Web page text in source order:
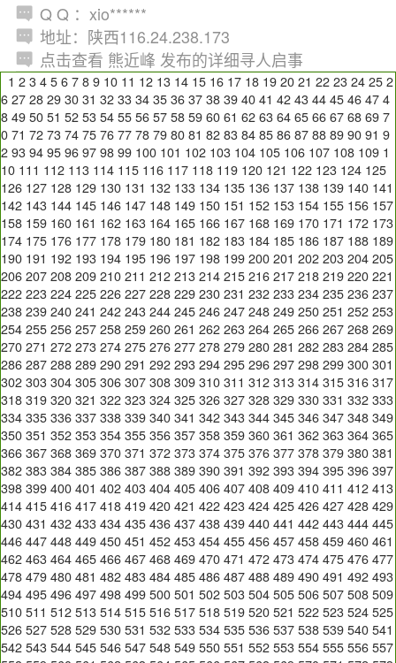
Q Q ：xio******
地址：陕西116.24.238.173
点击查看 熊近峰 发布的详细寻人启事
1 2 3 4 5 6 7 8 9 10 11 12 13 14 15 16 17 18 19 20 21 22 23 24 25 2
6 27 28 29 30 31 32 33 34 35 36 37 38 39 40 41 42 43 44 45 46 47 4
8 49 50 51 52 53 54 55 56 57 58 59 60 61 62 63 64 65 66 67 68 69 7
0 71 72 73 74 75 76 77 78 79 80 81 82 83 84 85 86 87 88 89 90 91 9
2 93 94 95 96 97 98 99 100 101 102 103 104 105 106 107 108 109 1
10 111 112 113 114 115 116 117 118 119 120 121 122 123 124 125
126 127 128 129 130 131 132 133 134 135 136 137 138 139 140 141
142 143 144 145 146 147 148 149 150 151 152 153 154 155 156 157
158 159 160 161 162 163 164 165 166 167 168 169 170 171 172 173
174 175 176 177 178 179 180 181 182 183 184 185 186 187 188 189
190 191 192 193 194 195 196 197 198 199 200 201 202 203 204 205
206 207 208 209 210 211 212 213 214 215 216 217 218 219 220 221
222 223 224 225 226 227 228 229 230 231 232 233 234 235 236 237
238 239 240 241 242 243 244 245 246 247 248 249 250 251 252 253
254 255 256 257 258 259 260 261 262 263 264 265 266 267 268 269
270 271 272 273 274 275 276 277 278 279 280 281 282 283 284 285
286 287 288 289 290 291 292 293 294 295 296 297 298 299 300 301
302 303 304 305 306 307 308 309 310 311 312 313 314 315 316 317
318 319 320 321 322 323 324 325 326 327 328 329 330 331 332 333
334 335 336 337 338 339 340 341 342 343 344 345 346 347 348 349
350 351 352 353 354 355 356 357 358 359 360 361 362 363 364 365
366 367 368 369 370 371 372 373 374 375 376 377 378 379 380 381
382 383 384 385 386 387 388 389 390 391 392 393 394 395 396 397
398 399 400 401 402 403 404 405 406 407 408 409 410 411 412 413
414 415 416 417 418 419 420 421 422 423 424 425 426 427 428 429
430 431 432 433 434 435 436 437 438 439 440 441 442 443 444 445
446 447 448 449 450 451 452 453 454 455 456 457 458 459 460 461
462 463 464 465 466 467 468 469 470 471 472 473 474 475 476 477
478 479 480 481 482 483 484 485 486 487 488 489 490 491 492 493
494 495 496 497 498 499 500 501 502 503 504 505 506 507 508 509
510 511 512 513 514 515 516 517 518 519 520 521 522 523 524 525
526 527 528 529 530 531 532 533 534 535 536 537 538 539 540 541
542 543 544 545 546 547 548 549 550 551 552 553 554 555 556 557